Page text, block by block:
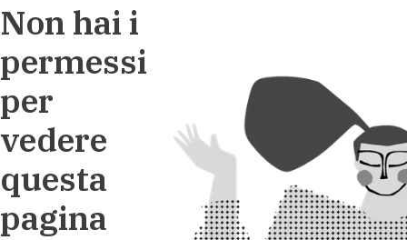
Non hai i
permessi
per
vedere
questa
pagina